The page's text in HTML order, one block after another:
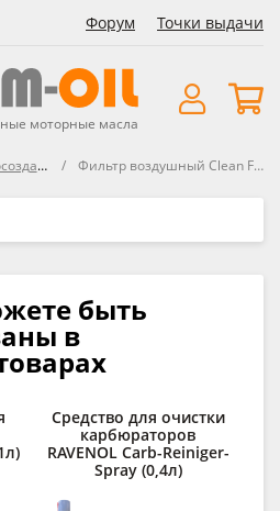
Форум Точки выдачи
моторные масла
Фильтр воздушный Clean Filters
быть
в
Средство для очистки
карбюраторов
RAVENOL Carb-Reiniger-
Spray (0,4л)